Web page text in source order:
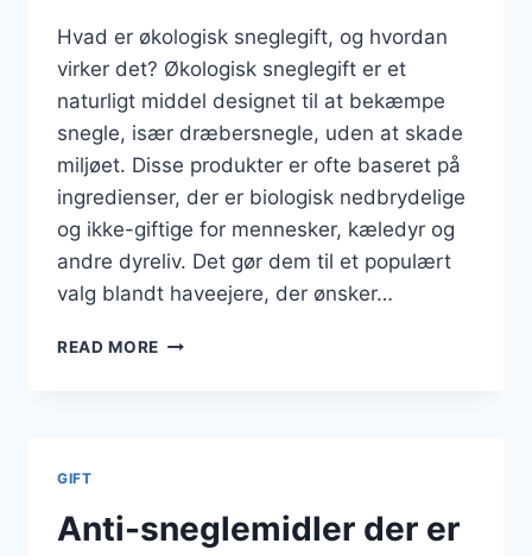
Hvad er økologisk sneglegift, og hvordan
virker det? Økologisk sneglegift er et
naturligt middel designet til at bekæmpe
snegle, især dræbersnegle, uden at skade
miljøet. Disse produkter er ofte baseret på
ingredienser, der er biologisk nedbrydelige
og ikke-giftige for mennesker, kæledyr og
andre dyreliv. Det gør dem til et populært
valg blandt haveejere, der ønsker…
READ MORE ØKOLOGISK
GIFT
Anti-sneglemidler der er